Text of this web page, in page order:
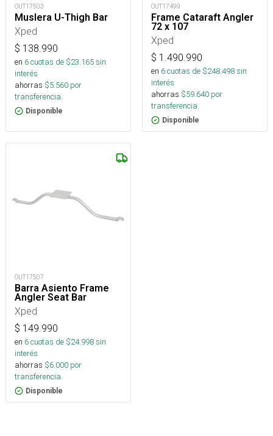
OUT17503
Muslera U-Thigh Bar
Xped
$ 138.990
en 6cuotas de $23.165sin
interés
ahorras $5.560 por
transferencia.
Disponible
OUT17499
Frame Cataraft Angler
72 x 107
Xped
$ 1.490.990
en 6cuotas de $248.498sin
interés
ahorras $59.640 por
transferencia.
Disponible
OUT17507
Barra Asiento Frame
Angler Seat Bar
Xped
$ 149.990
en 6cuotas de $24.998sin
interés
ahorras $6.000 por
transferencia.
Disponible